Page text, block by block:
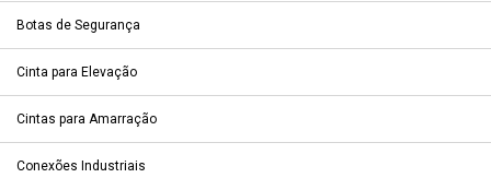
Botas de Segurança
Cinta para Elevação
Cintas para Amarração
Conexões Industriais